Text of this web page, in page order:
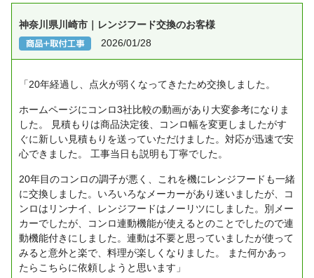
神奈川県川崎市｜レンジフード交換のお客様
2026/01/28
「20年経過し、点火が弱くなってきたため交換しました。
ホームページにコンロ3社比較の動画があり大変参考になりま
した。
見積もりは商品決定後、コンロ幅を変更しましたがす
ぐに新しい見積もりを送っていただけました。対応が迅速で安
心できました。
工事当日も説明も丁寧でした。
20年目のコンロの調子が悪く、これを機にレンジフードも一緒
に交換しました。いろいろなメーカーがあり迷いましたが、コ
ンロはリンナイ、レンジフードはノーリツにしました。別メー
カーでしたが、コンロ連動機能が使えるとのことでしたので連
動機能付きにしました。連動は不要と思っていましたが使って
みると意外と楽で、料理が楽しくなりました。
また何かあっ
たらこちらに依頼しようと思います」